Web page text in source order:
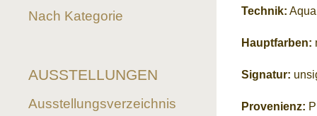
Nach Kategorie
AUSSTELLUNGEN
Ausstellungsverzeichnis
Technik:
Hauptfarben:
Signatur:
Provenienz: